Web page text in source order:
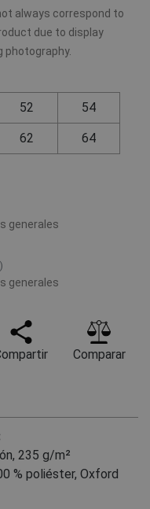
always correspond to
due to display
photography.
52 54
62 64
generales
generales
Comparar
235 g/m²
% poliéster, Oxford